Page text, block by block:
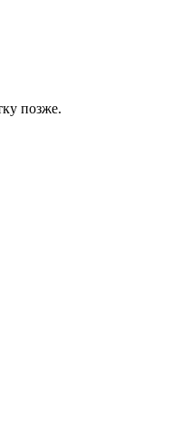
позже.